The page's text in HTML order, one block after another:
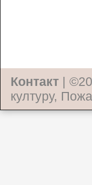
Контакт |
културу,